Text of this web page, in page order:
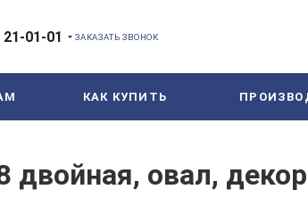
01-01 ЗАКАЗАТЬ ЗВОНОК
КАК КУПИТЬ
овал,